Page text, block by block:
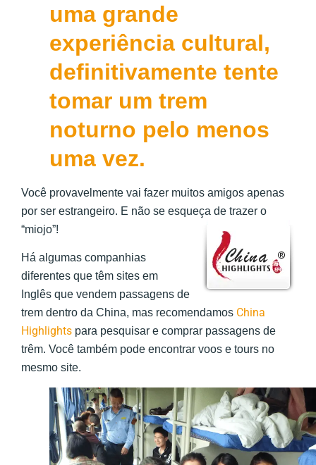
uma grande
experiência cultural,
definitivamente tente
tomar um trem
noturno pelo menos
uma vez.
Você provavelmente vai fazer muitos amigos apenas
por ser estrangeiro. E não se esqueça de trazer o
“miojo”!
Há algumas companhias
diferentes que têm sites em
Inglês que vendem passagens de
trem dentro da China, mas recomendamos China
Highlights para pesquisar e comprar passagens de
trêm. Você também pode encontrar voos e tours no
mesmo site.